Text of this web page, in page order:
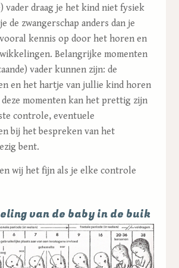
vader draag je het kind niet fysiek
de zwangerschap anders dan je
kennis op door het horen en
Belangrijke momenten
vader kunnen zijn: de
en het hartje van jullie kind horen
momenten kan het prettig zijn
controle, eventuele
bij het bespreken van het
bent.
wij het fijn als je elke controle
van de baby in de buik